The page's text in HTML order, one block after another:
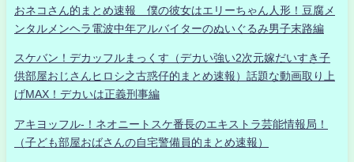
おネコさん的まとめ速報 僕の彼女はエリーちゃん人形！豆腐メ
ンタルメンヘラ電波中年アルバイターのぬいぐるみ男子末路編
スケバン！デカッフルまっくす（デカい強い2次元嫁だいすき子
供部屋おじさんヒロシ之古惑仔的まとめ速報）話題な動画取り上
げMAX！デカいは正義刑事編
アキヨッフル-！ネオニートスケ番長のエキストラ芸能情報局！
（子ども部屋おばさんの自宅警備員的まとめ速報）